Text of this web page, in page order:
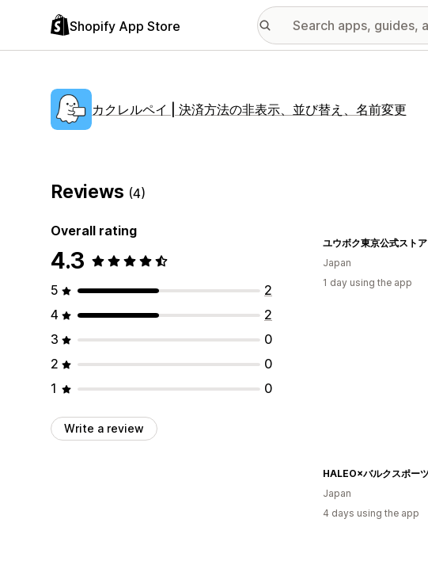
Shopify App Store
カクレルペイ | 決済方法の非表示、並び替え、名前変更
Reviews (4)
Overall rating
4.3
5
2
4
2
3
0
2
0
1
0
Write a review
ユウボク東京公式ストア
Japan
1 day using the app
Japan
4 days using the app